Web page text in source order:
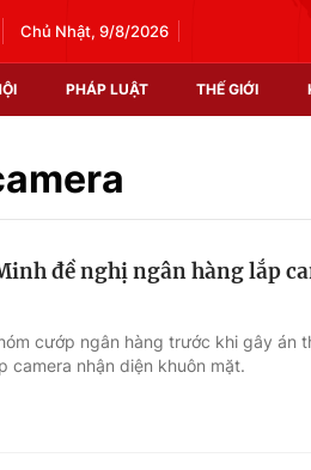
Chủ Nhật, 9/8/2026
PHÁP LUẬT THẾ GIỚI
Thị trường
đề nghị ngân hàng lắp
cướp ngân hàng trước khi gây án
camera nhận diện khuôn mặt.